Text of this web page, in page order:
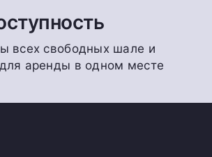
всех свободных шале и
аренды в одном месте